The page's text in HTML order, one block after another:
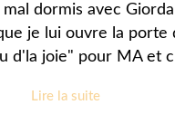
dormis avec
je lui ouvre la
d'la joie" pour MA et
Lire la suite